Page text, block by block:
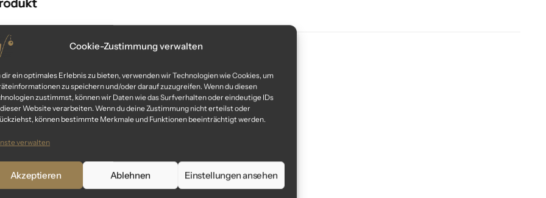
Cookie-Zustimmung verwalten
dir ein optimales Erlebnis zu bieten, verwenden wir Technologien wie Cookies, um
zu speichern und/oder darauf zuzugreifen. Wenn du diesen
zustimmst, können wir Daten wie das Surfverhalten oder eindeutige IDs
Website verarbeiten. Wenn du deine Zustimmung nicht erteilst oder
können bestimmte Merkmale und Funktionen beeinträchtigt werden.
verwalten
Akzeptieren Ablehnen Einstellungen ansehen
Das könnte dir auch gefallen